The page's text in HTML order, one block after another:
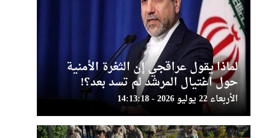
لماذا يقول عراقجي إن الثغرة الأمنية
حول اغتيال المرشد لم تسد بعد؟!
الأربعاء 22 يوليو 2026 - 14:13:18